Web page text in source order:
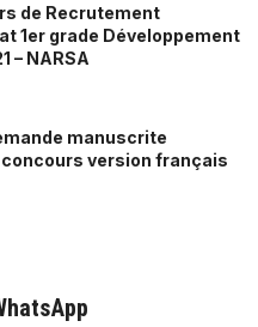
de Recrutement
1er grade Développement
– NARSA
manuscrite
concours version français